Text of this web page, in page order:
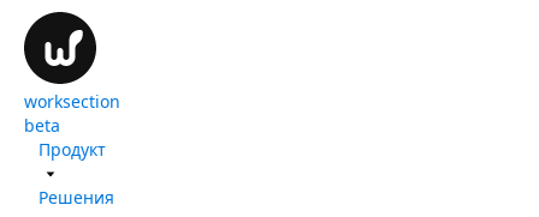
worksection
beta
Продукт
Решения